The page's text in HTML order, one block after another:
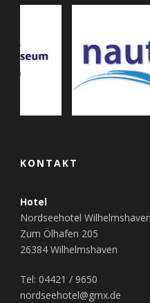
KONTAKT
Hotel
Nordseehotel Wilhelmshaven
Zum Ölhafen 205
26384 Wilhelmshaven
Tel: 04421 / 9650
nordseehotel@gmx.de